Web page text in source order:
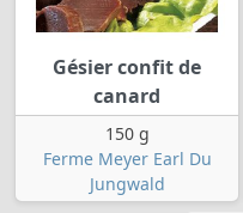
Gésier confit de
canard
150 g
Ferme Meyer Earl Du
Jungwald